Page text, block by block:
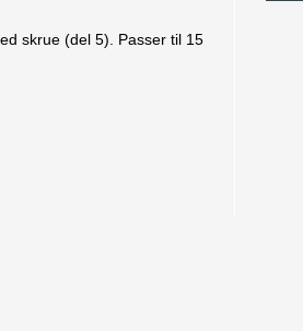
skrue (del 5). Passer til 15